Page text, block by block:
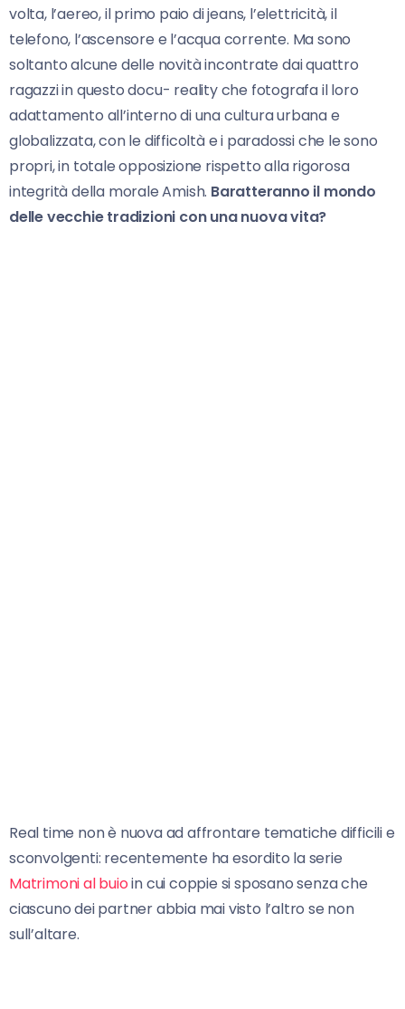
volta, l’aereo, il primo paio di jeans, l’elettricità, il
telefono, l’ascensore e l’acqua corrente. Ma sono
soltanto alcune delle novità incontrate dai quattro
ragazzi in questo docu- reality che fotografa il loro
adattamento all’interno di una cultura urbana e
globalizzata, con le difficoltà e i paradossi che le sono
propri, in totale opposizione rispetto alla rigorosa
integrità della morale Amish. Baratteranno il mondo
delle vecchie tradizioni con una nuova vita?
Real time non è nuova ad affrontare tematiche difficili e
sconvolgenti: recentemente ha esordito la serie
Matrimoni al buioin cui coppie si sposano senza che
ciascuno dei partner abbia mai visto l’altro se non
sull’altare.